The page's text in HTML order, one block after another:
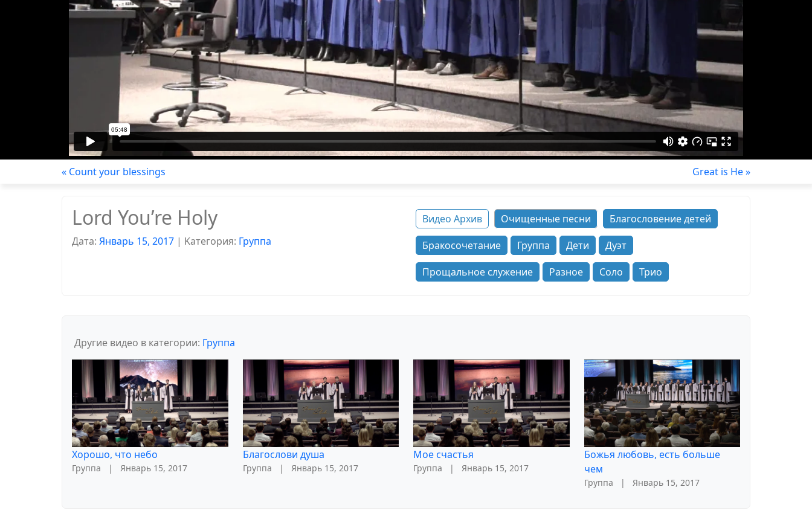
« Count your blessings Great is He »
Lord You’re Holy
Дата: Январь 15, 2017 | Kатегория: Группа
Видео Архив Очищенные песни
Благословение детей
Бракосочетание
Группа Дети
Дуэт
Прощальное служение
Разное Соло Трио
Другие видео в категории: Группа
Хорошо, что небо
Группа | Январь 15, 2017
Благослови душа
Группа | Январь 15, 2017
Мое счастья
Группа | Январь 15, 2017
Божья любовь, есть больше
чем
Группа | Январь 15, 2017